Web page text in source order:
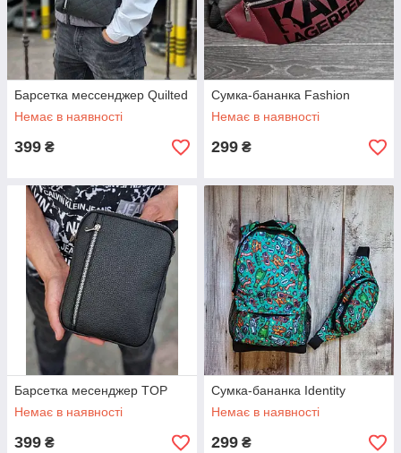
о работе шоурума — главное доказательство качества
работы для Вас
Барсетка мессенджер Quilted
Немає в наявності
399 ₴
Сумка-бананка Fashion
Немає в наявності
299 ₴
Барсетка месенджер TOP
Немає в наявності
399 ₴
Сумка-бананка Identity
Немає в наявності
299 ₴